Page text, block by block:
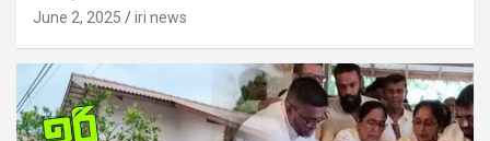
June 2, 2025 iri news